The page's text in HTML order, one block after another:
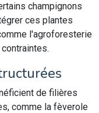
champignons
ces plantes
l'agroforesterie
de filières
comme la fèverole